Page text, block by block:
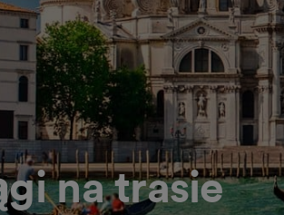
na trasie